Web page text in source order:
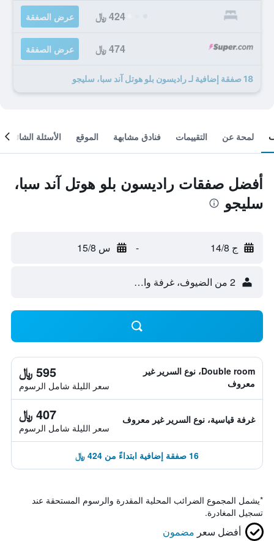
424 ﷼ عرض الصفقة
474 ﷼ عرض الصفقة
18 صفقة إضافية لـ راديسون بلو هوتل آند سبا، سليجو
لمحة عن التقييمات فنادق مشابهة الموقع الأسئلة الشائعة
أفضل صفقات راديسون بلو هوتل آند سبا،
سليجو
ج 14/8 - س 15/8
2 من الضيوف، غرفة واحدة
Double room، نوع السرير غير
معروف
595 ﷼
سعر الليلة شامل الرسوم
غرفة قياسية، نوع السرير غير معروف 407 ﷼
سعر الليلة شامل الرسوم
16 صفقة إضافية ابتداءً من 424 ﷼
*يشمل المجموع الضرائب المحلية المقدرة والرسوم المستحقة عند
تسجيل المغادرة.
أفضل سعر مضمون